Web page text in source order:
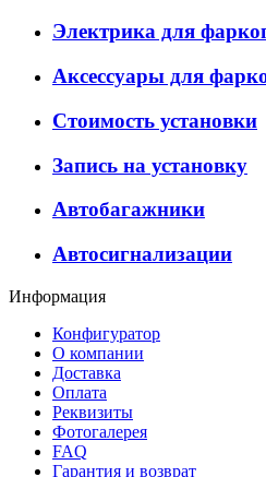
Электрика для
Аксессуары для
Стоимость установки
Запись на установку
Автобагажники
Автосигнализации
Информация
Конфигуратор
О компании
Доставка
Оплата
Реквизиты
Фотогалерея
FAQ
Гарантия и возврат